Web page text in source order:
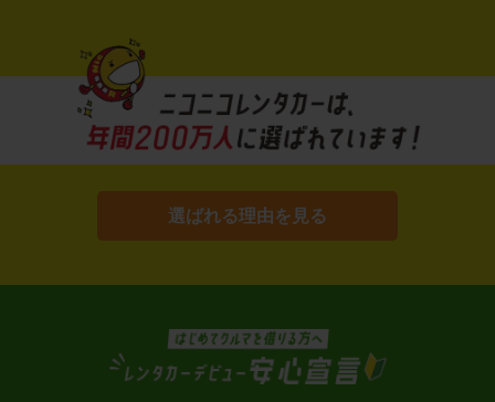
選ばれる理由を見る